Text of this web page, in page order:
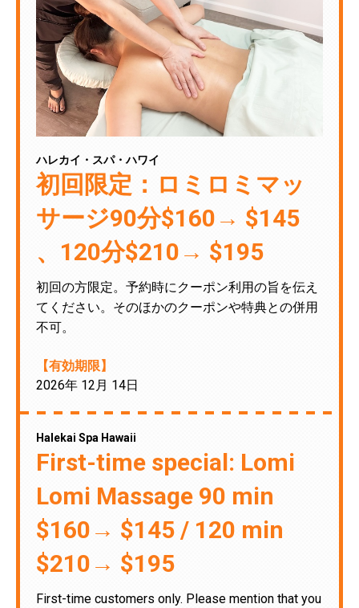
ハレカイ・スパ・ハワイ
初回限定：ロミロミマッ
サージ90分$160→ $145
、120分$210→ $195
初回の方限定。予約時にクーポン利用の旨を伝え
てください。そのほかのクーポンや特典との併用
不可。
【有効期限】
2026年 12月 14日
Halekai Spa Hawaii
First-time special: Lomi
Lomi Massage 90 min
$160→ $145 / 120 min
$210→ $195
First-time customers only. Please mention that you